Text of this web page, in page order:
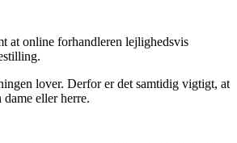
at online forhandleren lejlighedsvis
lover. Derfor er det samtidig vigtigt, at
eller herre.